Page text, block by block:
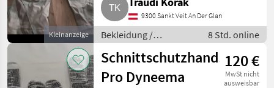
Kleinanzeige
9300 Sankt Veit An Der Glan
Bekleidung /
Forstbekleidung
8 Std. online
Schnittschutzhandschuhe
Pro Dyneema
120 €
MwSt nicht
ausweisbar